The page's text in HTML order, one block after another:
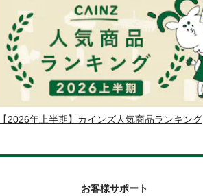
【2026年上半期】カインズ人気商品ランキング
お客様サポート